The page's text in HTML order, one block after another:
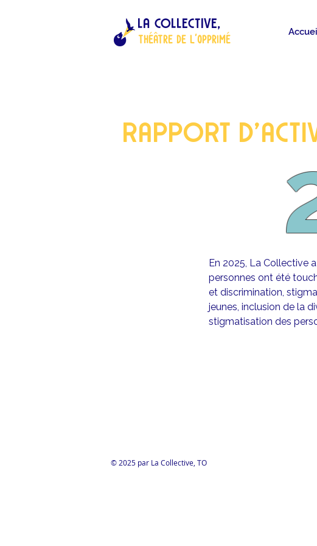
LA COLLECTIVE,
ThÉÂTRE DE L'OPPRIMÉ
RAPPORT
En 2025, La Collective
personnes ont été
et discrimination,
jeunes, inclusion de la
stigmatisation des
© 2025 par La Collective, TO